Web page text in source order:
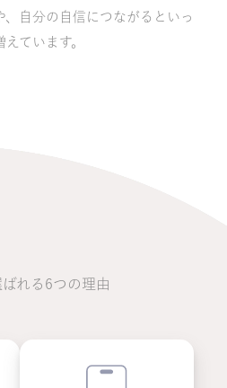
、自分の自信につながるといっ
ています。
れる6つの理由